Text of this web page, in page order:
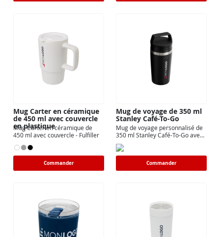
Mug Carter en céramique
de 450 ml avec couvercle
en plastique
Mug Carter en céramique de
450 ml avec couvercle - Fulfiller
Commander
Mug de voyage de 350 ml
Stanley Café-To-Go
Mug de voyage personnalisé de
350 ml Stanley Café-To-Go avec
marquage
Commander